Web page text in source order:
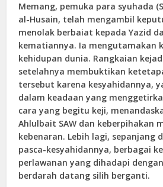
Memang, pemuka para syuhada
al-Husain, telah mengambil
menolak berbaiat kepada Yazid
kematiannya. Ia mengutamakan
kehidupan dunia. Rangkaian
setelahnya membuktikan
tersebut karena kesyahidannya,
dalam keadaan yang
cara yang begitu keji,
Ahlulbait SAW dan keberpihakan
kebenaran. Lebih lagi, sepanjang
pasca-kesyahidannya, berbagai
perlawanan yang dihadapi
berdarah datang silih berganti.